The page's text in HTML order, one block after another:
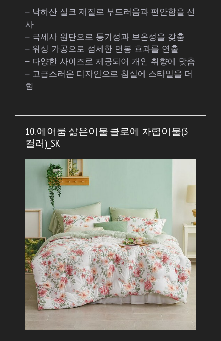
– 낙하산 실크 재질로 부드러움과 편안함을 선
사
– 극세사 원단으로 통기성과 보온성을 갖춤
– 워싱 가공으로 섬세한 면봉 효과를 연출
– 다양한 사이즈로 제공되어 개인 취향에 맞춤
– 고급스러운 디자인으로 침실에 스타일을 더
함
10. 에어룸 삶은이불 클로에 차렵이불(3
컬러)_SK